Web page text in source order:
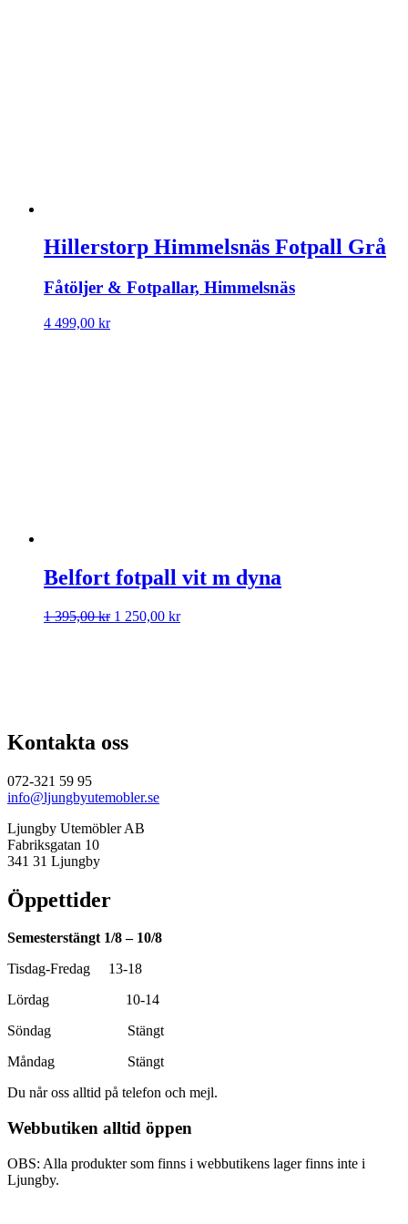
Hillerstorp Himmelsnäs Fotpall Grå
Fåtöljer & Fotpallar, Himmelsnäs
4 499,00 kr
Belfort fotpall vit m dyna
1 395,00kr Det
1 250,00 krDet
Kontakta oss
072-321 59 95
info@ljungbyutemobler.se
Ljungby Utemöbler AB
Fabriksgatan 10
341 31 Ljungby
Öppettider
Semesterstängt 1/8 – 10/8
Tisdag-Fredag 13-18
Lördag 10-14
Söndag Stängt
Måndag Stängt
Du når oss alltid på telefon och mejl.
Webbutiken alltid öppen
OBS: Alla produkter som finns i webbutikens lager finns inte i
Ljungby.